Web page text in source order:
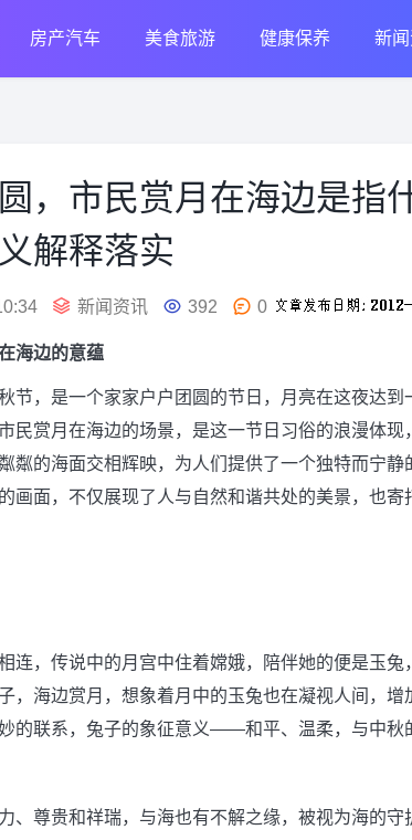
房产汽车 美食旅游 健康保养 新
，市民赏月在海边是指
解释落实
新闻资讯 392 0
海边的意蕴
节，是一个家家户户团圆的节日，月亮在这夜达到
民赏月在海边的场景，是这一节日习俗的浪漫体现
粼的海面交相辉映，为人们提供了一个独特而宁静
画面，不仅展现了人与自然和谐共处的美景，也寄
连，传说中的月宫中住着嫦娥，陪伴她的便是玉兔
，海边赏月，想象着月中的玉兔也在凝视人间，增
的联系，兔子的象征意义——和平、温柔，与中秋
、尊贵和祥瑞，与海也有不解之缘，被视为海的守